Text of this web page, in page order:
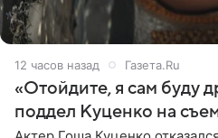
12 часов назад Газета.Ru
«Отойдите, я сам буду
поддел Куценко на